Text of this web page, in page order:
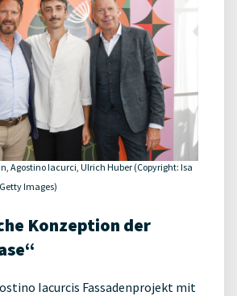
Agostino Iacurci, Ulrich Huber (Copyright: Isa
Images)
Konzeption der
Iacurcis Fassadenprojekt mit